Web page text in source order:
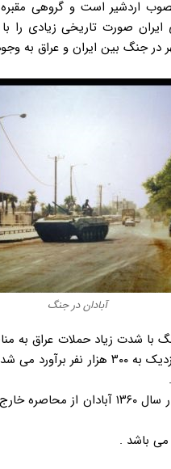
اردشیر است و گروهی
ایران صورت تاریخی زیادی
جنگ بین ایران و عراق به
آبادان در جنگ
با شدت زیاد حملات عراق
رفته و تمامی جمعیت آن که در همان
اما به لطف خدا و همت جوانان غیور